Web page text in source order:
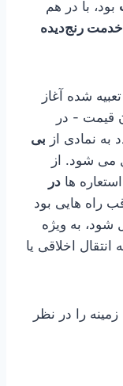
بود، با در هم
خدمت رنج‌دیده
شده آغاز
قیمت - در
نمادی از بی
می شود. از
ها در
راه هایی بود
شود، به ویژه
اخلاقی یا
را در نظر